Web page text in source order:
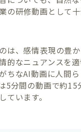
の研修動画として
は、感情表現の豊
的なニュアンスを
ちなAI動画に人間
5分間の動画で約15
ています。